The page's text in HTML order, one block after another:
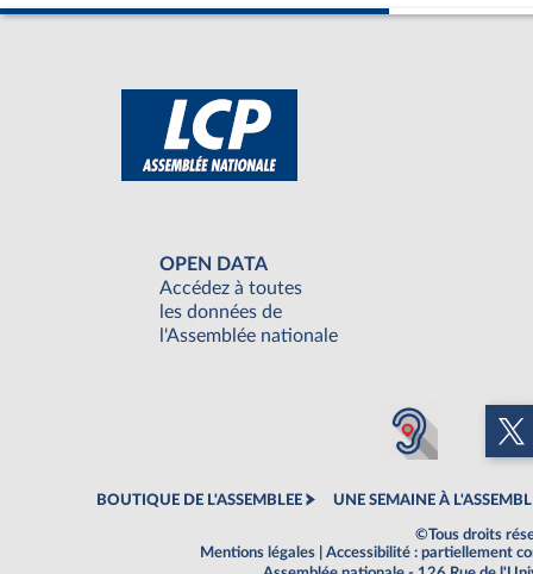
OPEN DATA
Accédez à toutes
les données de
l'Assemblée nationale
BOUTIQUE DE L'ASSEMBLEE UNE SEMAINE À
©Tous droits
Mentions légales
Accessibilité : partiellement